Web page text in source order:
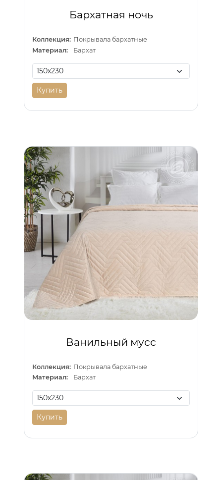
Бархатная ночь
Коллекция: Покрывала бархатные
Материал:
Бархат
Купить
Ванильный мусс
Коллекция: Покрывала бархатные
Материал:
Бархат
Купить